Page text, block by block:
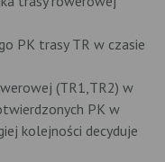
PK trasy TR w czasie
(TR1,TR2) w
PK w
kolejności decyduje